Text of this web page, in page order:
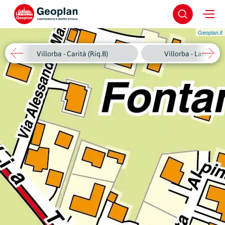
Geoplan.it
Villorba - Carità (Riq.B) Villorba -